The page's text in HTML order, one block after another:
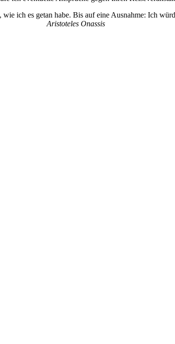
ich es getan habe. Bis auf eine Ausnahme: Ich
Aristoteles Onassis